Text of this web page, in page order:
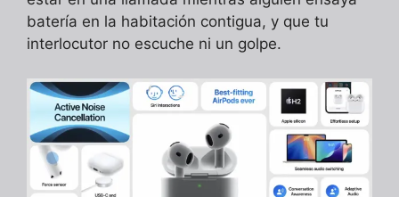
batería en la habitación contigua, y que tu
interlocutor no escuche ni un golpe.